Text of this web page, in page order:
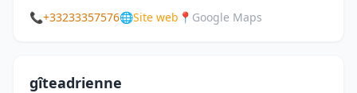
📞+33233357576🌐Site web 📍 Google Maps
gîteadrienne